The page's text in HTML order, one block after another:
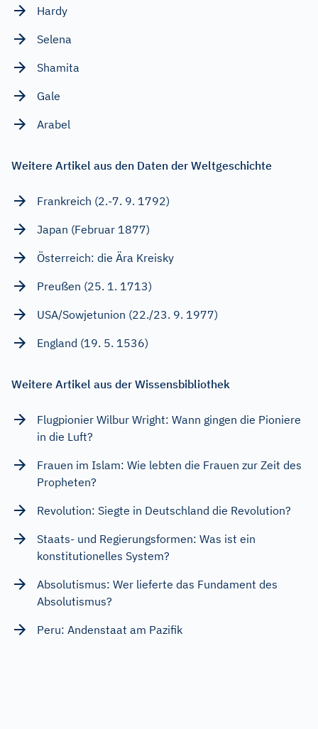
Hardy
Selena
Shamita
Gale
Arabel
Weitere Artikel aus den Daten der Weltgeschichte
Frankreich (2.-7. 9. 1792)
Japan (Februar 1877)
Österreich: die Ära Kreisky
Preußen (25. 1. 1713)
USA/Sowjetunion (22./23. 9. 1977)
England (19. 5. 1536)
Weitere Artikel aus der Wissensbibliothek
Flugpionier Wilbur Wright: Wann gingen die Pioniere
in die Luft?
Frauen im Islam: Wie lebten die Frauen zur Zeit des
Propheten?
Revolution: Siegte in Deutschland die Revolution?
Staats- und Regierungsformen: Was ist ein
konstitutionelles System?
Absolutismus: Wer lieferte das Fundament des
Absolutismus?
Peru: Andenstaat am Pazifik